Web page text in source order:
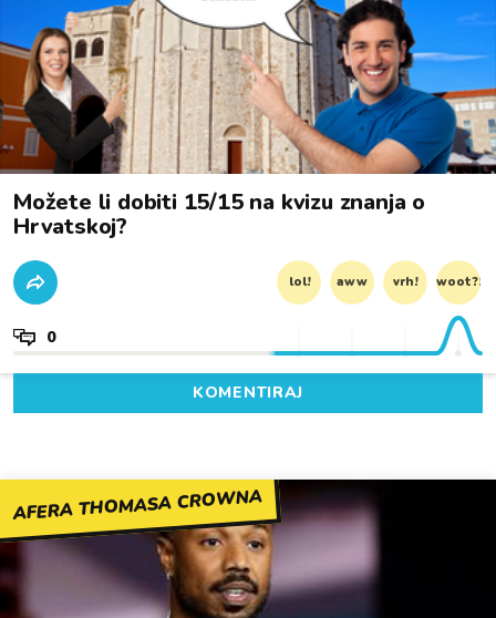
Možete li dobiti 15/15 na kvizu znanja o
Hrvatskoj?
lol! aww vrh! woot?!
0
KOMENTIRAJ
AFERA THOMASA CROWNA